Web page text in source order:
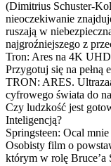
(Dimitrius Schuster-
nieoczekiwanie
ruszają w
najgroźniejszego z
Tron: Ares na 4K
Przygotuj się na
TRON: ARES.
cyfrowego świata do
Czy ludzkość jest
Inteligencją?
Springsteen: Ocal
Osobisty film o
którym w rolę Bruce’a